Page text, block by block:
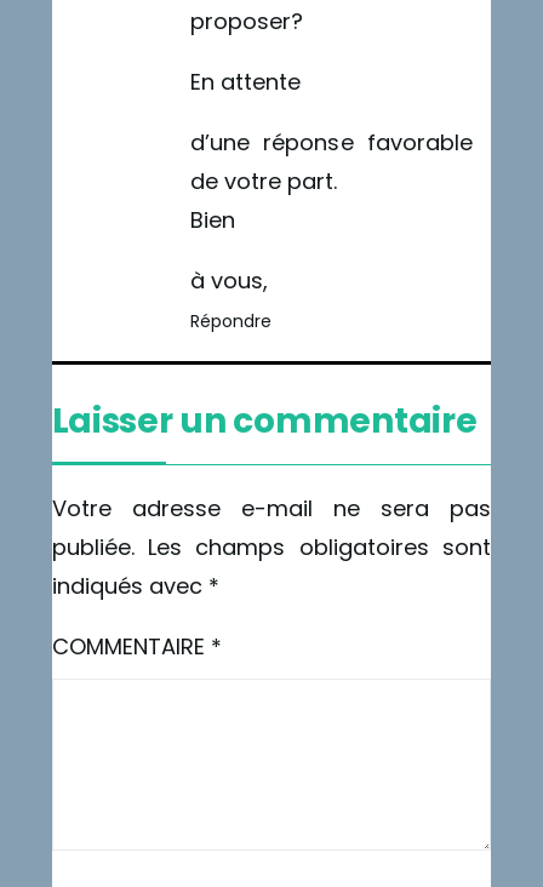
proposer?
En attente
d’une réponse favorable
de votre part.
Bien
à vous,
Répondre
Laisser un commentaire
Votre adresse e-mail ne sera pas
publiée. Les champs obligatoires sont
indiqués avec *
COMMENTAIRE *